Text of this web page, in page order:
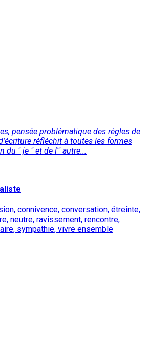
pensée problématique des règles de
réfléchit à toutes les formes
du " je " et de l'" autre...
connivence, conversation, étreinte,
neutre, ravissement, rencontre,
sympathie, vivre ensemble